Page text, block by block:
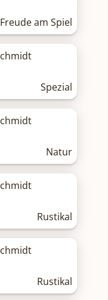
Freude am Spiel
Spezial
Natur
Rustikal
Rustikal